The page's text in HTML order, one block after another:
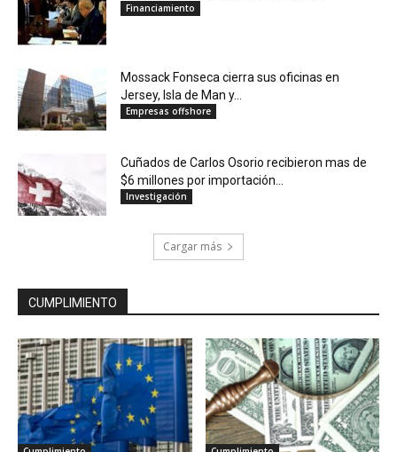
Financiamiento
Mossack Fonseca cierra sus oficinas en
Jersey, Isla de Man y...
Empresas offshore
Cuñados de Carlos Osorio recibieron mas de
$6 millones por importación...
Investigación
Cargar más
CUMPLIMIENTO